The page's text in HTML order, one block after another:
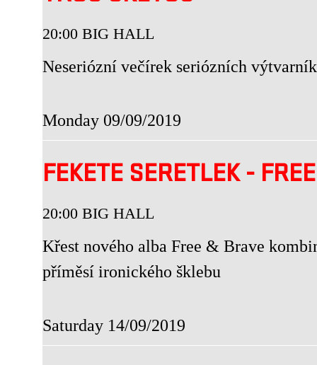
20:00 BIG HALL
Neseriózní večírek seriózních
Monday 09/09/2019
FEKETE SERETLEK -
20:00 BIG HALL
Křest nového alba Free & Brave
příměsí ironického šklebu
Saturday 14/09/2019